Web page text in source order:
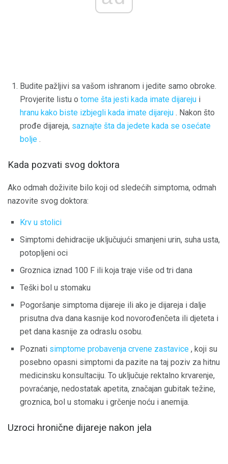
Budite pažljivi sa vašom ishranom i jedite samo obroke.
Provjerite listu o tome šta jesti kada imate dijareju i
hranu kako biste izbjegli kada imate dijareju . Nakon što
prođe dijareja, saznajte šta da jedete kada se osećate
bolje .
Kada pozvati svog doktora
Ako odmah doživite bilo koji od sledećih simptoma, odmah
nazovite svog doktora:
Krv u stolici
Simptomi dehidracije uključujući smanjeni urin, suha usta,
potopljeni oci
Groznica iznad 100 F ili koja traje više od tri dana
Teški bol u stomaku
Pogoršanje simptoma dijareje ili ako je dijareja i dalje
prisutna dva dana kasnije kod novorođenčeta ili djeteta i
pet dana kasnije za odraslu osobu.
Poznati simptome probavenja crvene zastavice , koji su
posebno opasni simptomi da pazite na taj poziv za hitnu
medicinsku konsultaciju. To uključuje rektalno krvarenje,
povraćanje, nedostatak apetita, značajan gubitak težine,
groznica, bol u stomaku i grčenje noću i anemija.
Uzroci hronične dijareje nakon jela